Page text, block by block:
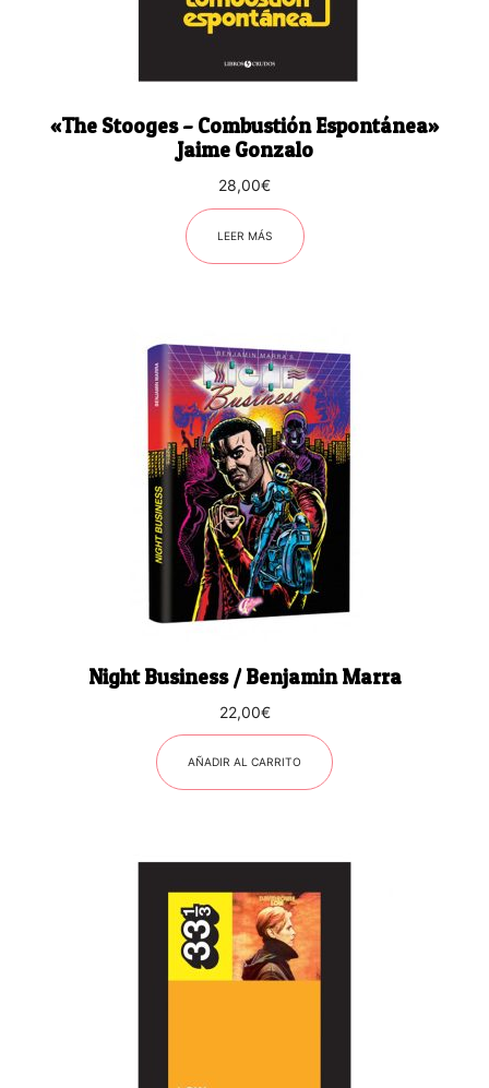
«The Stooges – Combustión Espontánea»
Jaime Gonzalo
28,00€
LEER MÁS
Night Business / Benjamin Marra
22,00€
AÑADIR AL CARRITO